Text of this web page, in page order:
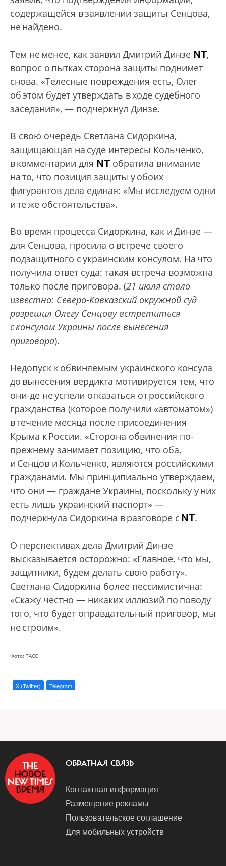
содержащейся в заявлении защиты Сенцова,
не найдено.
Тем не менее, как заявил Дмитрий Динзе NT,
вопрос о пытках сторона защиты поднимет
снова. «Телесные повреждения есть, Олег
об этом будет утверждать в ходе судебного
заседания», — подчеркнул Динзе.
В свою очередь Светлана Сидоркина,
защищающая на суде интересы Кольченко,
в комментарии для NT обратила внимание
на то, что позиция защиты у обоих
фигурантов дела единая: «Мы исследуем одни
и те же обстоятельства».
Во время процесса Сидоркина, как и Динзе —
для Сенцова, просила о встрече своего
подзащитного с украинским консулом. На что
получила ответ суда: такая встреча возможна
только после приговора. (21 июля стало
известно: Северо-Кавказский окружной суд
разрешил Олегу Сенцову встретиться
с консулом Украины после вынесения
приговора).
Недопуск к обвиняемым украинского консула
до вынесения вердикта мотивируется тем, что
они-де не успели отказаться от российского
гражданства (которое получили «автоматом»)
в течение месяца после присоединения
Крыма к России. «Сторона обвинения по-
прежнему занимает позицию, что оба,
и Сенцов и Кольченко, являются российскими
гражданами. Мы принципиально утверждаем,
что они — граждане Украины, поскольку у них
есть лишь украинский паспорт» —
подчеркнула Сидоркина в разговоре с NT.
О перспективах дела Дмитрий Динзе
высказывается осторожно: «Главное, что мы,
защитники, будем делать свою работу».
Светлана Сидоркина более пессимистична:
«Скажу честно — никаких иллюзий по поводу
того, что будет оправдательный приговор, мы
не строим».
Фото: ТАСС
X (Twitter) Telegram
ОБРАТНАЯ СВЯЗЬ
Контактная информация
Размещение рекламы
Пользовательское соглашение
Для мобильных устройств